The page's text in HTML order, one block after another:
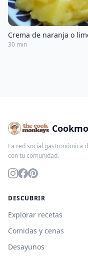
Crema de naranja o
30 min
La red social gastronómica
con tu comunidad.
DESCUBRIR
Explorar recetas
Comidas y cenas
Desayunos